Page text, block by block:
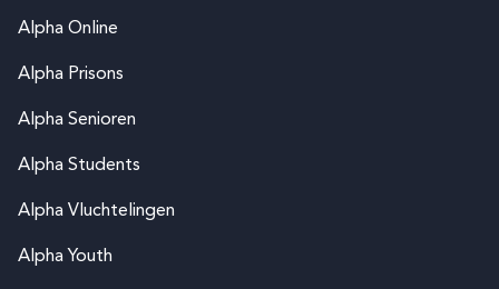
Alpha Online
Alpha Prisons
Alpha Senioren
Alpha Students
Alpha Vluchtelingen
Alpha Youth